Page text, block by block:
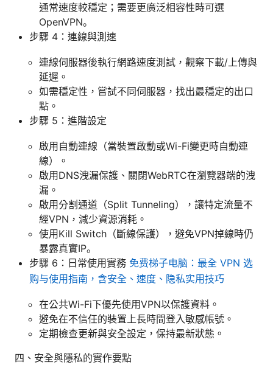
通常速度較穩定；需要更廣泛相容性時可選
OpenVPN。
步驟 4：連線與測速
連線伺服器後執行網路速度測試，觀察下載/上傳與
延遲。
如需穩定性，嘗試不同伺服器，找出最穩定的出口
點。
步驟 5：進階設定
啟用自動連線（當裝置啟動或Wi-Fi變更時自動連
線）。
啟用DNS洩漏保護、關閉WebRTC在瀏覽器端的洩
漏。
啟用分割通道（Split Tunneling），讓特定流量不
經VPN，減少資源消耗。
使用Kill Switch（斷線保護），避免VPN掉線時仍
暴露真實IP。
步驟 6：日常使用實務 免费梯子电脑：最全 VPN 选
购与使用指南，含安全、速度、隐私实用技巧
在公共Wi-Fi下優先使用VPN以保護資料。
避免在不信任的裝置上長時間登入敏感帳號。
定期檢查更新與安全設定，保持最新狀態。
四、安全與隱私的實作要點